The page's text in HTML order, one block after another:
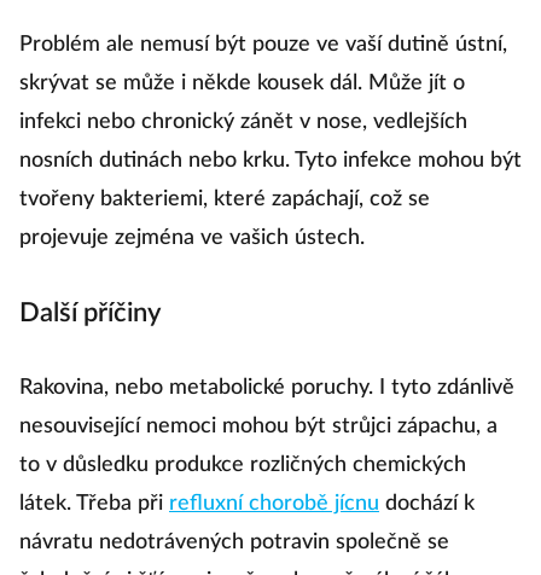
Problém ale nemusí být pouze ve vaší dutině ústní,
skrývat se může i někde kousek dál. Může jít o
infekci nebo chronický zánět v nose, vedlejších
nosních dutinách nebo krku. Tyto infekce mohou být
tvořeny bakteriemi, které zapáchají, což se
projevuje zejména ve vašich ústech.
Další příčiny
Rakovina, nebo metabolické poruchy. I tyto zdánlivě
nesouvisející nemoci mohou být strůjci zápachu, a
to v důsledku produkce rozličných chemických
látek. Třeba při refluxní chorobě jícnu dochází k
návratu nedotrávených potravin společně se